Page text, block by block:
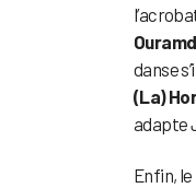
danse
(La)
adapte
Enfin,